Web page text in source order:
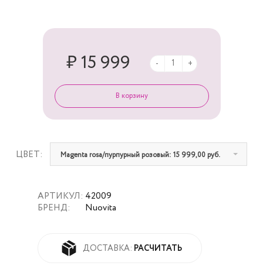
АРТИКУЛ:
БРЕНД:
42009
Nuovita
ДОСТАВКА: РАСЧИТАТЬ
ЦВЕТ: Magenta rosa/пурпурный розовый: 15 999,00 руб.
₽ 15 999 - +